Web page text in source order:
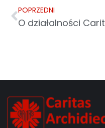
POPRZEDNI